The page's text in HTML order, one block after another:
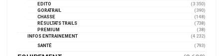
EDITO
(3 350)
GORATRAIL
(390)
CHASSE
(148)
RÉSULTATS TRAILS
(738)
PREMIUM
(38)
INFOS ENTRAINEMENT
(4 232)
SANTÉ
(793)